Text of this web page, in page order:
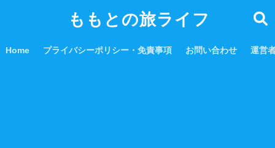
ももとの旅ライフ
Home プライバシーポリシー・免責事項 お問い合わせ 運営